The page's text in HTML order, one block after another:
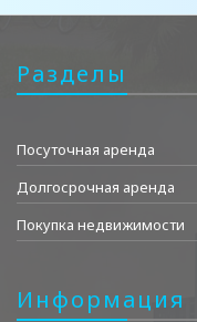
Разделы
Посуточная аренда
Долгосрочная аренда
Покупка недвижимости
Информация